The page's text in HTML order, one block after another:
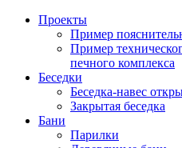
Проекты
Пример
Пример
печного комплекса
Беседки
Беседка-навес
Закрытая беседка
Бани
Парилки